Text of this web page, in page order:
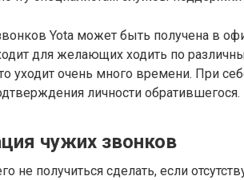
Yota может быть получена в
для желающих ходить по
уходит очень много времени. При
личности обратившегося.
чужих звонков
не получиться сделать, если